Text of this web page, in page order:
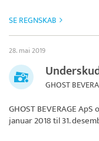
SE REGNSKAB
28. mai 2019
GHOST
GHOST BEVERAGE ApS
januar 2018 til 31.